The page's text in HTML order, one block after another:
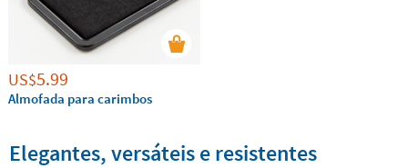
US$5.99
Almofada para carimbos
Elegantes, versáteis e resistentes